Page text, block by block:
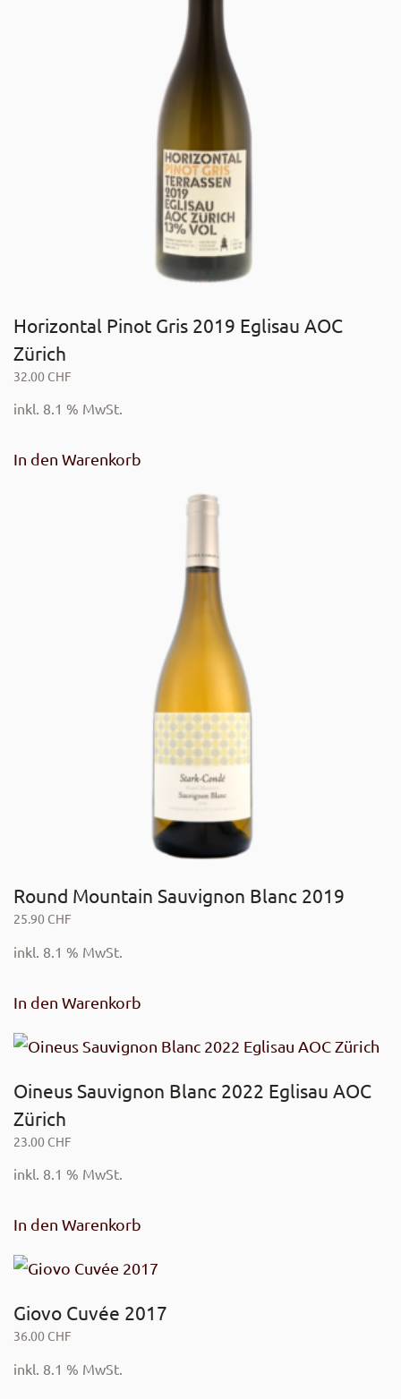
Horizontal Pinot Gris 2019 Eglisau AOC
Zürich
32.00 CHF
inkl. 8.1 % MwSt.
In den Warenkorb
Round Mountain Sauvignon Blanc 2019
25.90 CHF
inkl. 8.1 % MwSt.
In den Warenkorb
Oineus Sauvignon Blanc 2022 Eglisau AOC
Zürich
23.00 CHF
inkl. 8.1 % MwSt.
In den Warenkorb
Giovo Cuvée 2017
36.00 CHF
inkl. 8.1 % MwSt.